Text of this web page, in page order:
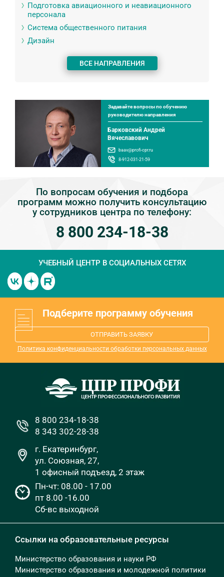
Подготовка авиационного и неавиационного
персонала
Система общественного питания
Дизайн
ВСЕ НАПРАВЛЕНИЯ
Задавайте вопросы по обучению
руководителю направления
Барковский Андрей
Вячеславович
baav@profi-cpr.ru
8-912-031-21-59
По вопросам обучения и подбора
программ можно получить консультацию
у сотрудников центра по телефону:
8 800 234-18-38
УЧЕБНЫЙ ЦЕНТР В СОЦИАЛЬНЫХ СЕТЯХ
Подберите программу обучения
ОТПРАВИТЬ ЗАЯВКУ
Политика конфиденциальности обработки персональных данных
8 800 234-18-38
8 343 302-28-38
г. Екатеринбург,
ул. Союзная, 27,
1 офисный подъезд, 2 этаж
Пн-чт: 08.00 - 17.00
пт 8.00 -16.00
Сб-вс выходной
Ссылки на образовательные ресурсы
Министерство образования и науки РФ
Министерство образования и молодежной политики